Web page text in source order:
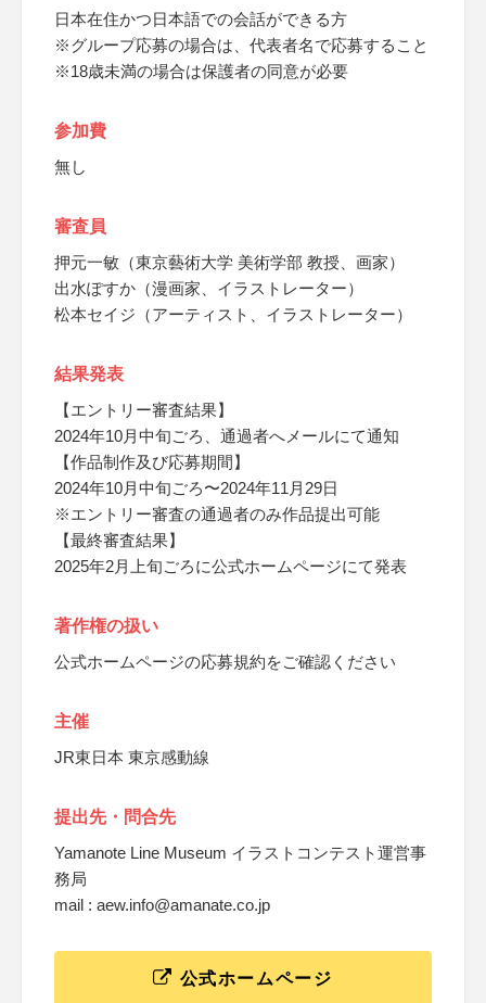
日本在住かつ日本語での会話ができる方
※グループ応募の場合は、代表者名で応募すること
※18歳未満の場合は保護者の同意が必要
参加費
無し
審査員
押元一敏（東京藝術大学 美術学部 教授、画家）
出水ぽすか（漫画家、イラストレーター）
松本セイジ（アーティスト、イラストレーター）
結果発表
【エントリー審査結果】
2024年10月中旬ごろ、通過者へメールにて通知
【作品制作及び応募期間】
2024年10月中旬ごろ〜2024年11月29日
※エントリー審査の通過者のみ作品提出可能
【最終審査結果】
2025年2月上旬ごろに公式ホームページにて発表
著作権の扱い
公式ホームページの応募規約をご確認ください
主催
JR東日本 東京感動線
提出先・問合先
Yamanote Line Museum イラストコンテスト運営事
務局
mail : aew.info@amanate.co.jp
公式ホームページ